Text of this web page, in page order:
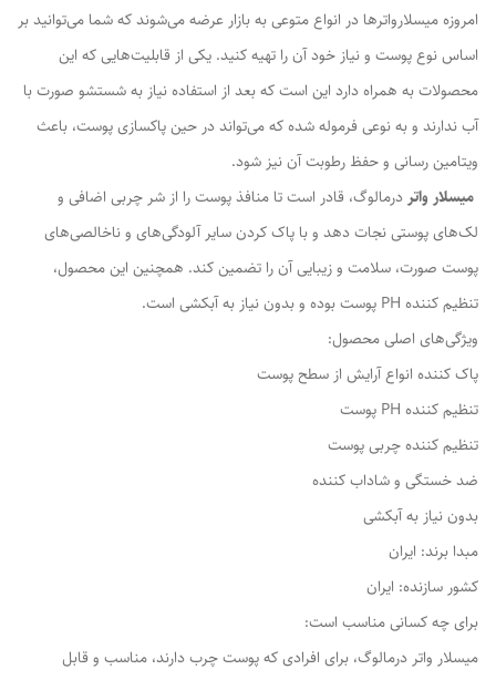
امروزه میسلارواترها در انواع متوعی به بازار عرضه می‌شوند که شما می‌توانید بر
اساس نوع پوست و نیاز خود آن را تهیه کنید. یکی از قابلیت‌هایی که این
محصولات به همراه دارد این است که بعد از استفاده نیاز به شستشو صورت با
آب ندارند و به نوعی فرموله شده که می‌تواند در حین پاکسازی پوست، باعث
ویتامین رسانی و حفظ رطوبت آن نیز شود.
میسلار واتر درمالوگ، قادر است تا منافذ پوست را از شر چربی اضافی و
لک‌های پوستی نجات دهد و با پاک کردن سایر آلودگی‌های و ناخالصی‌های
پوست صورت، سلامت و زیبایی آن را تضمین کند. همچنین این محصول،
تنظیم کننده PH پوست بوده و بدون نیاز به آبکشی است.
ویژگی‌های اصلی محصول:
پاک کننده انواع آرایش از سطح پوست
تنظیم کننده PH پوست
تنظیم کننده چربی پوست
ضد خستگی و شاداب کننده
بدون نیاز به آبکشی
مبدا برند: ایران
کشور سازنده: ایران
برای چه کسانی مناسب است:
میسلار واتر درمالوگ، برای افرادی که پوست چرب دارند، مناسب و قابل